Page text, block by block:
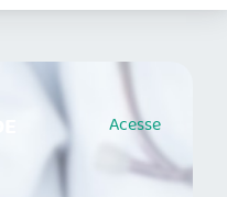
Acesse